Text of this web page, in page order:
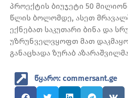
პროექტის ბიუჯეტი 50
წლის ბოლომდე, ასეთ
ექნებათ საკუთარი ბინა და
უზრუნველვყოფთ მათ
განაცხადა ზურაბ
წყარო: commersant.ge